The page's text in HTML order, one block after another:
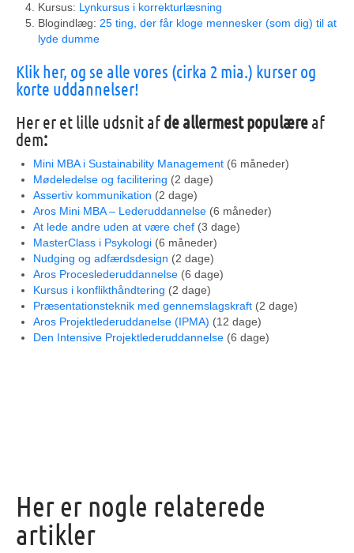
Kursus: Lynkursus i korrekturlæsning
Blogindlæg: 25 ting, der får kloge mennesker (som dig) til at
lyde dumme
Klik her, og se alle vores (cirka 2 mia.) kurser og
korte uddannelser!
Her er et lille udsnit afde allermest populæreaf
dem:
Mini MBA i Sustainability Management (6 måneder)
Mødeledelse og facilitering (2 dage)
Assertiv kommunikation (2 dage)
Aros Mini MBA – Lederuddannelse (6 måneder)
At lede andre uden at være chef (3 dage)
MasterClass i Psykologi (6 måneder)
Nudging og adfærdsdesign (2 dage)
Aros Proceslederuddannelse (6 dage)
Kursus i konflikthåndtering (2 dage)
Præsentationsteknik med gennemslagskraft (2 dage)
Aros Projektlederuddanelse (IPMA) (12 dage)
Den Intensive Projektlederuddannelse (6 dage)
Her er nogle relaterede
artikler